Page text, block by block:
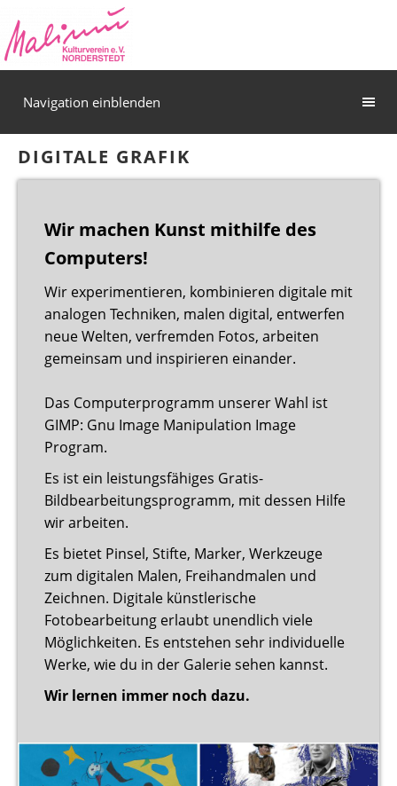
Navigation einblenden
DIGITALE GRAFIK
Wir machen Kunst mithilfe des
Computers!
Wir experimentieren, kombinieren digitale mit
analogen Techniken, malen digital, entwerfen
neue Welten, verfremden Fotos, arbeiten
gemeinsam und inspirieren einander.
Das Computerprogramm unserer Wahl ist
GIMP: Gnu Image Manipulation Image
Program.
Es ist ein leistungsfähiges Gratis-
Bildbearbeitungsprogramm, mit dessen Hilfe
wir arbeiten.
Es bietet Pinsel, Stifte, Marker, Werkzeuge
zum digitalen Malen, Freihandmalen und
Zeichnen. Digitale künstlerische
Fotobearbeitung erlaubt unendlich viele
Möglichkeiten. Es entstehen sehr individuelle
Werke, wie du in der Galerie sehen kannst.
Wir lernen immer noch dazu.